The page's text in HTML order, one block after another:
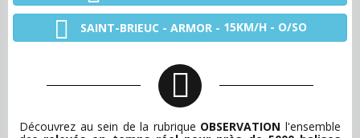
SAINT-BRIEUC - ARMOR - 15KM/H - O/SO
Découvrez au sein de la rubrique OBSERVATION l'ensemble